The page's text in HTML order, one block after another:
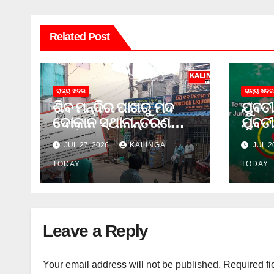
Related Post
ରାଜ୍ୟ ଖବର
ଶିବ ମନ୍ଦିର ପାଖରୁ ମଦ
ଦୋକାନ ସ୍ଥାନାନ୍ତରଣ
ପାଇଁ ଜିଲ୍ଲା ପ୍ରଶାସନକୁ
ଦାବି କଲେ ଅନିଲ
JUL 27, 2026 KALINGA
TODAY
ରାଜ୍ୟ ଖବର
ଓ
ଜେଲ
JUL
TODAY
Leave a Reply
Your email address will not be published. Required